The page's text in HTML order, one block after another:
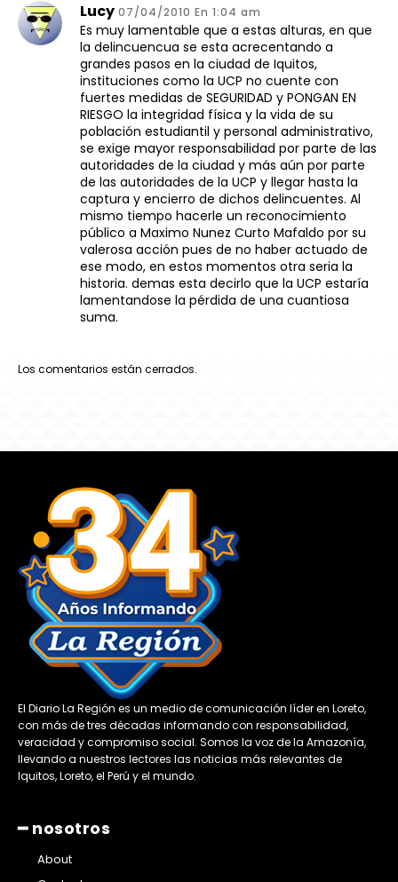
Lucy 07/04/2010 En 1:04 am
Es muy lamentable que a estas alturas, en que
la delincuencua se esta acrecentando a
grandes pasos en la ciudad de Iquitos,
instituciones como la UCP no cuente con
fuertes medidas de SEGURIDAD y PONGAN EN
RIESGO la integridad física y la vida de su
población estudiantil y personal administrativo,
se exige mayor responsabilidad por parte de las
autoridades de la ciudad y más aún por parte
de las autoridades de la UCP y llegar hasta la
captura y encierro de dichos delincuentes. Al
mismo tiempo hacerle un reconocimiento
público a Maximo Nunez Curto Mafaldo por su
valerosa acción pues de no haber actuado de
ese modo, en estos momentos otra seria la
historia. demas esta decirlo que la UCP estaría
lamentandose la pérdida de una cuantiosa
suma.
Los comentarios están cerrados.
El Diario La Región es un medio de comunicación líder en Loreto,
con más de tres décadas informando con responsabilidad,
veracidad y compromiso social. Somos la voz de la Amazonía,
llevando a nuestros lectores las noticias más relevantes de
Iquitos, Loreto, el Perú y el mundo.
━ nosotros
About